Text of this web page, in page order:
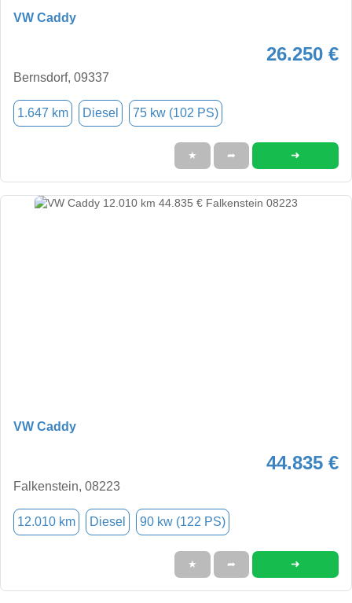
VW Caddy
26.250 €
Bernsdorf, 09337
1.647 km Diesel 75 kw (102 PS)
★ ➦ ➜
VW Caddy
44.835 €
Falkenstein, 08223
12.010 km Diesel 90 kw (122 PS)
★ ➦ ➜